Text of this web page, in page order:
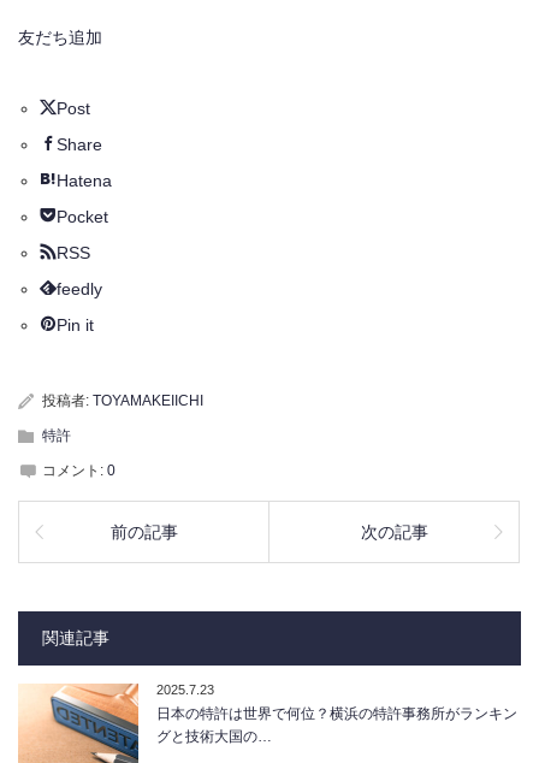
友だち追加
Post
Share
Hatena
Pocket
RSS
feedly
Pin it
投稿者: TOYAMAKEIICHI
特許
コメント: 0
前の記事 次の記事
関連記事
2025.7.23
日本の特許は世界で何位？横浜の特許事務所がランキン
グと技術大国の…